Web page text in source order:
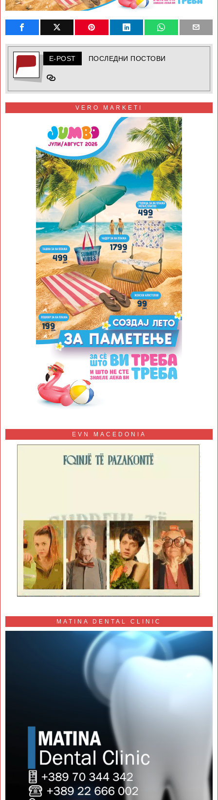
E-POST ПОСЛЕДНИ ПОСТОВИ
VERO MARKETI
EVN MACEDONIA
MATINA DENTAL CLINIC